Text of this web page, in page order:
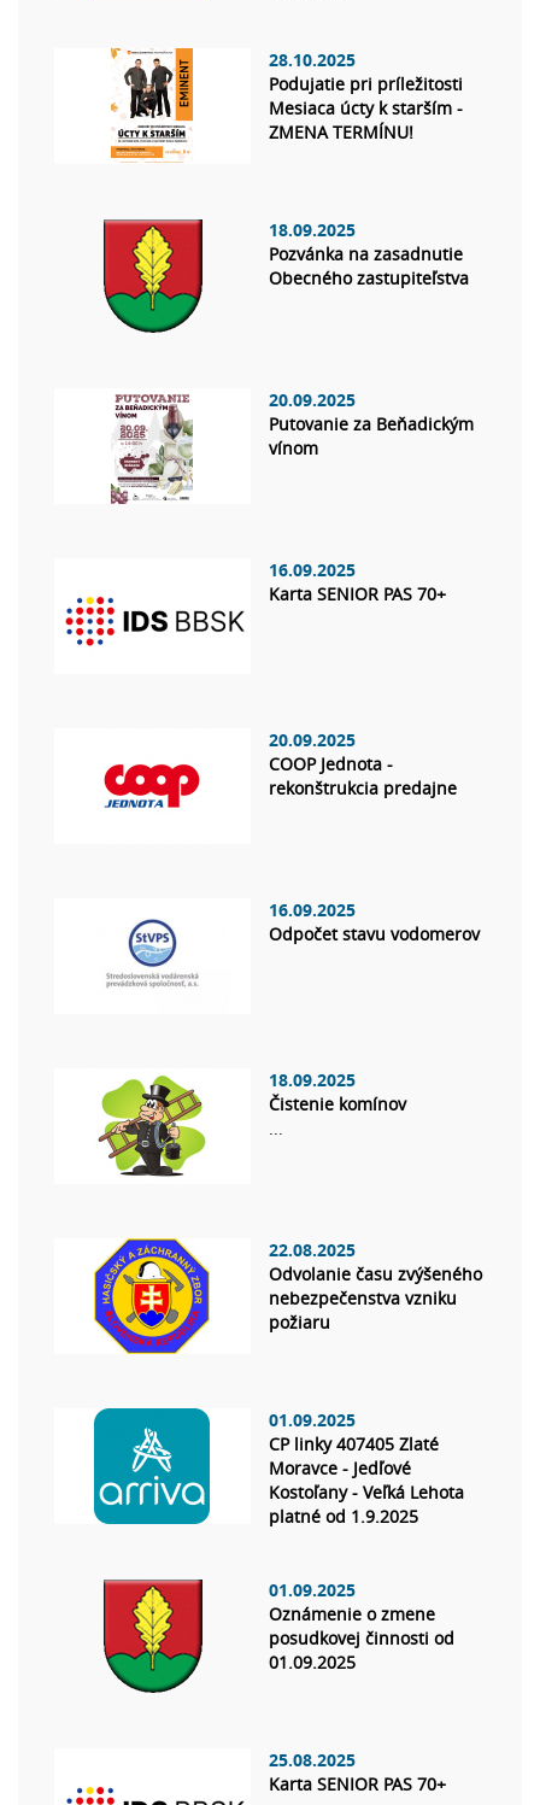
28.10.2025
Podujatie pri príležitosti
Mesiaca úcty k starším -
ZMENA TERMÍNU!
18.09.2025
Pozvánka na zasadnutie
Obecného zastupiteľstva
20.09.2025
Putovanie za Beňadickým
vínom
16.09.2025
Karta SENIOR PAS 70+
20.09.2025
COOP Jednota -
rekonštrukcia predajne
16.09.2025
Odpočet stavu vodomerov
18.09.2025
Čistenie komínov
...
22.08.2025
Odvolanie času zvýšeného
nebezpečenstva vzniku
požiaru
01.09.2025
CP linky 407405 Zlaté
Moravce - Jedľové
Kostoľany - Veľká Lehota
platné od 1.9.2025
01.09.2025
Oznámenie o zmene
posudkovej činnosti od
01.09.2025
25.08.2025
Karta SENIOR PAS 70+